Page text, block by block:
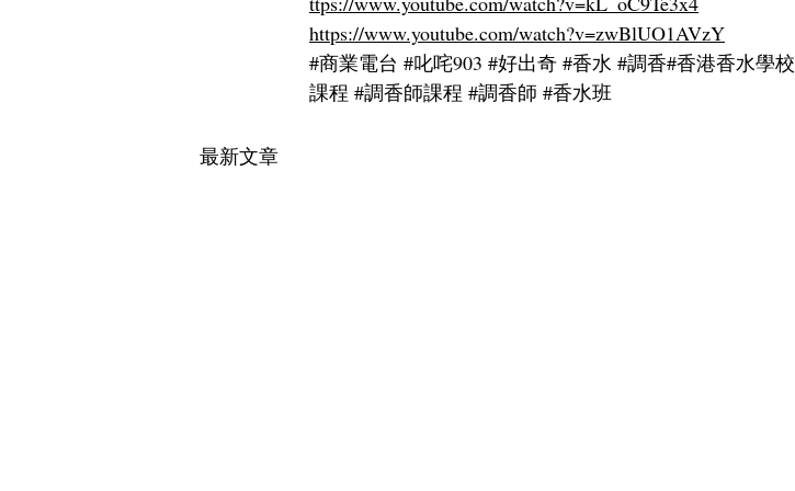
https://www.youtube.com/watch?v=zwBlUO1AVzY
#商業電台 #叱咤903 #好出奇 #香水 #調香#香港香水學校
課程 #調香師課程 #調香師 #香水班
最新文章